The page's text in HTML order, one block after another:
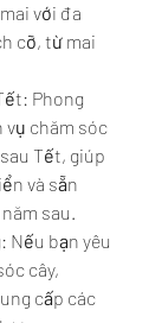
với đa
cỡ, từ mai
Phong
vụ chăm sóc
Tết, giúp
và sẵn
sau.
Nếu bạn yêu
cây,
cấp các